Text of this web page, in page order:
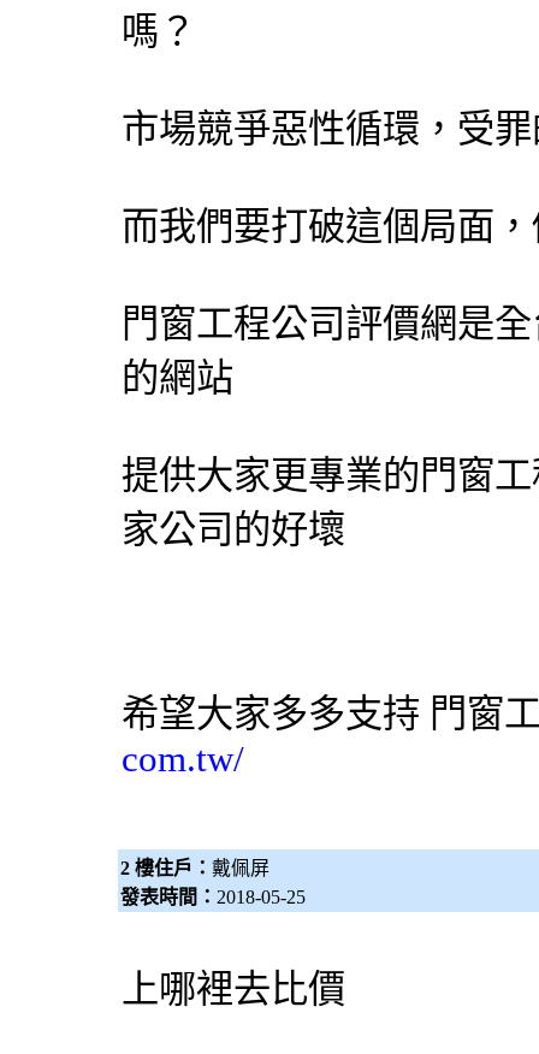
嗎？
市場競爭惡性循環，受
而我們要打破這個局面
門窗工程公司評價網是
的網站
提供大家更專業的門窗
家公司的好壞
希望大家多多支持 門窗
com.tw/
2 樓住戶： 戴佩屏
發表時間： 2018-05-25
上哪裡去比價